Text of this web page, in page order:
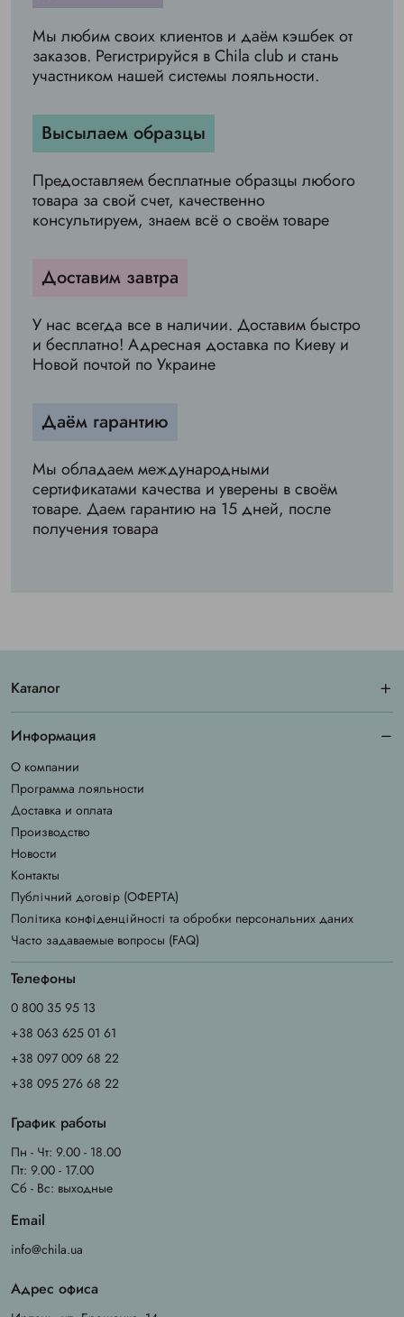
Мы любим своих клиентов и даём кэшбек от
заказов. Регистрируйся в Chila club и стань
участником нашей системы лояльности.
Высылаем образцы
Предоставляем бесплатные образцы любого
товара за свой счет, качественно
консультируем, знаем всё о своём товаре
Доставим завтра
У нас всегда все в наличии. Доставим быстро
и бесплатно! Адресная доставка по Киеву и
Новой почтой по Украине
Даём гарантию
Мы обладаем международными
сертификатами качества и уверены в своём
товаре. Даем гарантию на 15 дней, после
получения товара
Каталог
Информация
О компании
Программа лояльности
Доставка и оплата
Производство
Новости
Контакты
Публічний договір (ОФЕРТА)
Політика конфіденційності та обробки персональних даних
Часто задаваемые вопросы (FAQ)
Телефоны
0 800 35 95 13
+38 063 625 01 61
+38 097 009 68 22
+38 095 276 68 22
График работы
Пн - Чт: 9.00 - 18.00
Пт: 9.00 - 17.00
Сб - Вс: выходные
Email
info@chila.ua
Адрес офиса